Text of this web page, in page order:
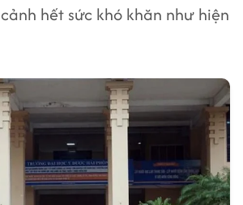
hết sức khó khăn như hiện